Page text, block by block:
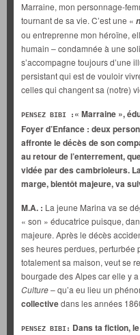
Marraine, mon personnage-
tournant de sa vie. C’est une «
ou entreprenne mon héroïne,
humain – condamnée à une
s’accompagne toujours d’une
persistant qui est de vouloir
celles qui changent sa (notre)
PENSEZ BIBI : « Marraine »,
Foyer d’Enfance : deux
affronte le décès de son
au retour de l’enterrement,
vidée par des cambrioleurs.
marge, bientôt majeure, va
M.A. : La jeune Marina va se
« son » éducatrice puisque,
majeure. Après le décès
ses heures perdues, perturbée
totalement sa maison, veut se
bourgade des Alpes car elle y
Culture– qu’a eu lieu un
collectivedans les années
PENSEZ BIBI: Dans ta fiction,